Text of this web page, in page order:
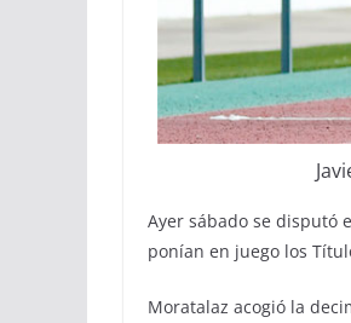
Ayer sábado se disputó
ponían en juego los
Moratalaz acogió la